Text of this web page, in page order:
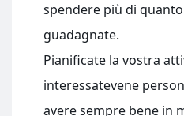
spendere più di
guadagnate.
Pianificate la vostra
interessatevene
avere sempre bene in